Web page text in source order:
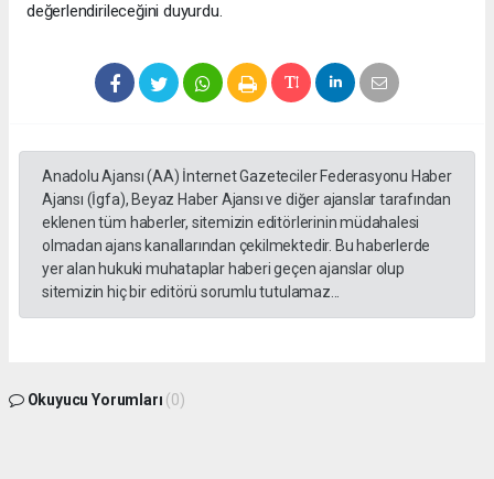
değerlendirileceğini duyurdu.
Anadolu Ajansı (AA) İnternet Gazeteciler Federasyonu Haber
Ajansı (İgfa), Beyaz Haber Ajansı ve diğer ajanslar tarafından
eklenen tüm haberler, sitemizin editörlerinin müdahalesi
olmadan ajans kanallarından çekilmektedir. Bu haberlerde
yer alan hukuki muhataplar haberi geçen ajanslar olup
sitemizin hiç bir editörü sorumlu tutulamaz...
Okuyucu Yorumları (0)